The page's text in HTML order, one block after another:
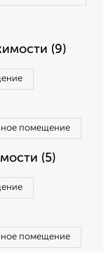
(9)
помещение
(5)
помещение